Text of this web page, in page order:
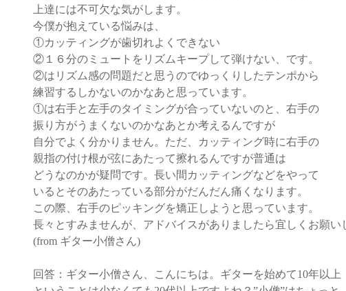
上達には不可欠な気がします。
今僕が抱えている悩みは、
①カッティングが歯切れよくできない
②１６分のミュートをリズムキープして弾けない、です。
②はリズム感の問題だと思うのでゆっくりしたテンポから
練習するしかないのかなあと思っています。
①は右手と左手のタイミングが合っていないのと、右手の
振り方がうまくないのかなあとか考えるんですが
自分でよく分かりません。ただ、カッティング時に右手の
親指の付け根が弦にあたって擦れるんですが普通は
どうなのかが疑問です。長い間カッティングなどをやって
いるとそのあたっている部分がだんだん痛くなります。
この際、右手のピッキングを矯正しようと思っています。
長々とすみませんが、アドバイスがありましたら宜しくお願い
(from ギター小僧さん)
回答：ギター小僧さん、こんにちは。ギターを始めて10年以上